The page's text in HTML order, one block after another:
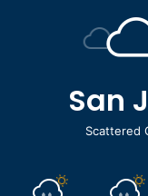
San
Scattered